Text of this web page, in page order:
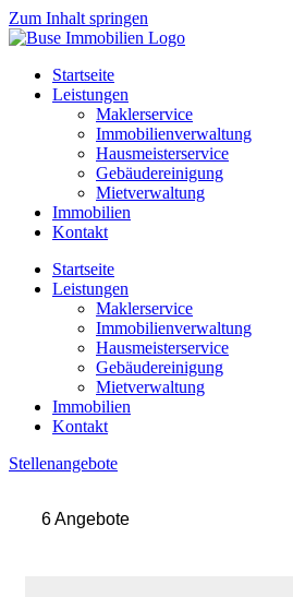
Zum Inhalt springen
Startseite
Leistungen
Maklerservice
Immobilienverwaltung
Hausmeisterservice
Gebäudereinigung
Mietverwaltung
Immobilien
Kontakt
Startseite
Leistungen
Maklerservice
Immobilienverwaltung
Hausmeisterservice
Gebäudereinigung
Mietverwaltung
Immobilien
Kontakt
Stellenangebote